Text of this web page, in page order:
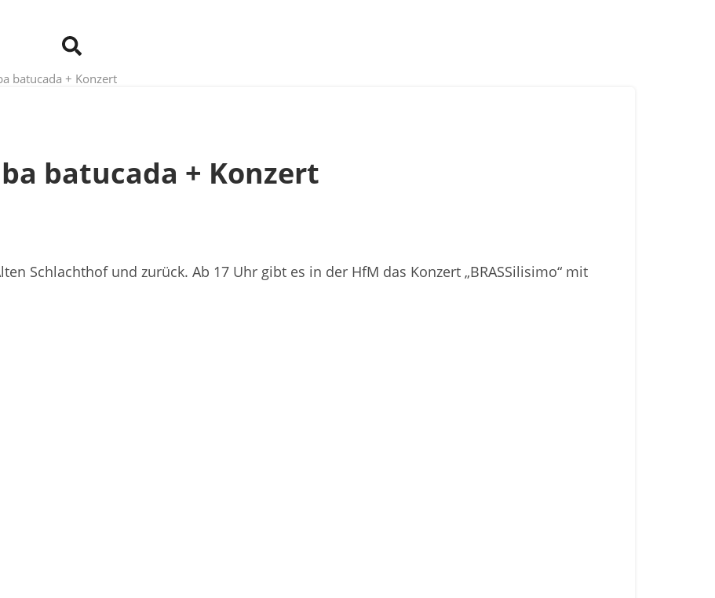
batucada + Konzert
batucada + Konzert
Schlachthof und zurück. Ab 17 Uhr gibt es in der HfM das Konzert „BRASSilisimo“ mit